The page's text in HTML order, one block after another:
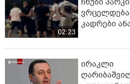
02:23
ვრცელდება
კადრები
ირაკლი